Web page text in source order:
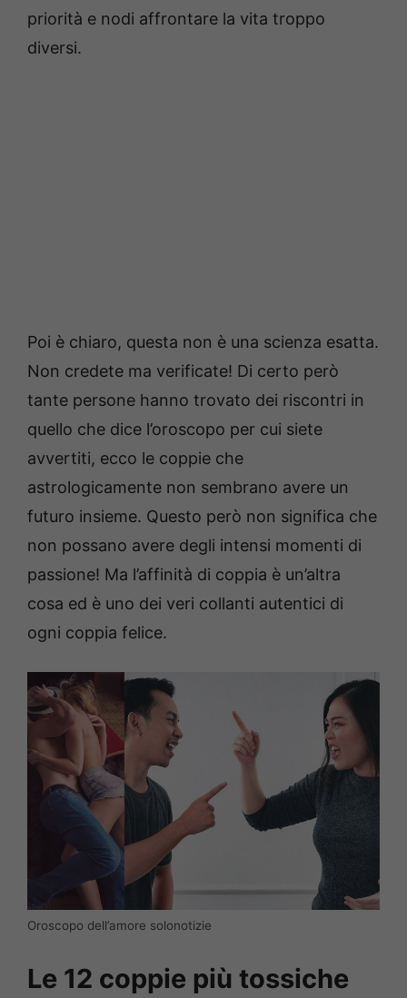
priorità e nodi affrontare la vita troppo
diversi.
Poi è chiaro, questa non è una scienza esatta.
Non credete ma verificate! Di certo però
tante persone hanno trovato dei riscontri in
quello che dice l’oroscopo per cui siete
avvertiti, ecco le coppie che
astrologicamente non sembrano avere un
futuro insieme. Questo però non significa che
non possano avere degli intensi momenti di
passione! Ma l’affinità di coppia è un’altra
cosa ed è uno dei veri collanti autentici di
ogni coppia felice.
Oroscopo dell’amore solonotizie
Le 12 coppie più tossiche